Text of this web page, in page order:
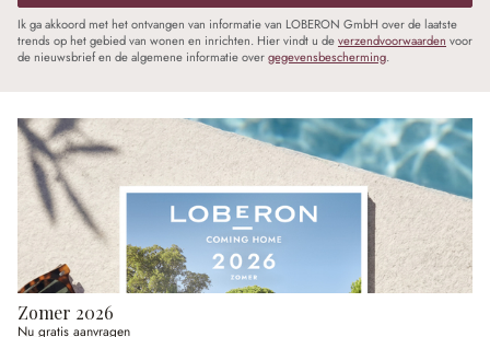
Ik ga akkoord met het ontvangen van informatie van LOBERON GmbH over de laatste
trends op het gebied van wonen en inrichten. Hier vindt u deverzendvoorwaarden voor
de nieuwsbrief en de algemene informatie overgegevensbescherming.
Zomer 2026
Nu gratis aanvragen